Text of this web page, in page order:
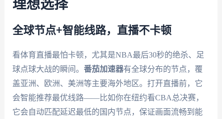
理想选择
全球节点+智能线路，直播不卡顿
看体育直播最怕卡顿，尤其是NBA最后30秒的绝杀、足
球点球大战的瞬间。 番茄加速器有全球分布的节点，覆
盖亚洲、欧洲、美洲等主要海外地区。打开直播前，它
会智能推荐最优线路——比如你在纽约看CBA总决赛，
它会自动匹配延迟最低的国内节点，保证画面流畅到能